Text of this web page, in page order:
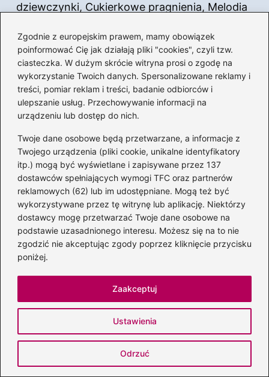
Zgodnie z europejskim prawem, mamy obowiązek
poinformować Cię jak działają pliki "cookies", czyli tzw.
ciasteczka. W dużym skrócie witryna prosi o zgodę na
wykorzystanie Twoich danych. Spersonalizowane reklamy i
treści, pomiar reklam i treści, badanie odbiorców i
ulepszanie usług. Przechowywanie informacji na
urządzeniu lub dostęp do nich.
Twoje dane osobowe będą przetwarzane, a informacje z
Twojego urządzenia (pliki cookie, unikalne identyfikatory
itp.) mogą być wyświetlane i zapisywane przez 137
dostawców spełniających wymogi TFC oraz partnerów
reklamowych (62) lub im udostępniane. Mogą też być
wykorzystywane przez tę witrynę lub aplikację. Niektórzy
dostawcy mogę przetwarzać Twoje dane osobowe na
podstawie uzasadnionego interesu. Możesz się na to nie
zgodzić nie akceptując zgody poprzez kliknięcie przycisku
poniżej.
Ustawienia
Odrzuć
Zaakceptuj
dziewczynki, Cukierkowe pragnienia, Melodia
Powiązane wpisy:
Odkryj magię poezji: Wiersze zebrane
Szymborskiej w nowym świetle
Wiersze na zaproszenia na 18 urodziny,
które zachwycą Twoich gości
Odkryj magię wierszy Jana Kapeli:
emocje zamknięte w słowach
Bezpieczne ferie wiersze – jak twórczo
spędzić zimowy czas?
Świąteczne refleksje w wierszach
Cypriana Kamila Norwida
Wiersz dla mojego słoneczka – jak
wyrazić miłość w poezji
Czas w wierszach: Magia chwili dla
najmłodszych
Wawiłow w poezji: Odkryj magię jego